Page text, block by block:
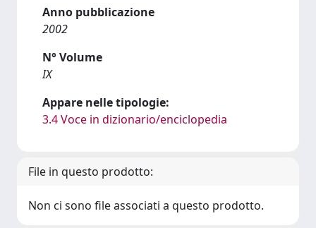
Anno pubblicazione
2002
N° Volume
IX
Appare nelle tipologie:
3.4 Voce in dizionario/enciclopedia
File in questo prodotto:
Non ci sono file associati a questo prodotto.